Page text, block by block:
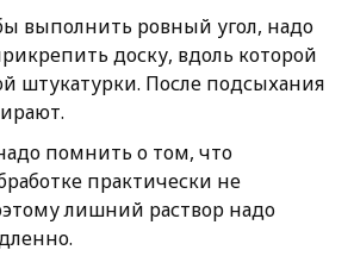
выполнить ровный угол, надо
доску, вдоль которой
штукатурки. После подсыхания
помнить о том, что
практически не
лишний раствор надо